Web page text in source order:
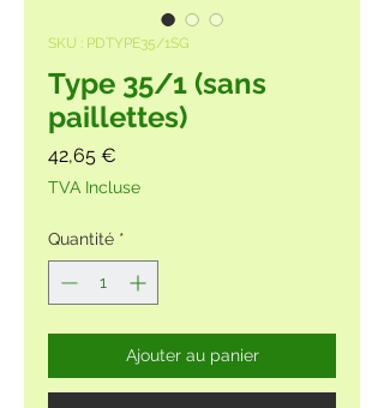
SKU : PDTYPE35/1SG
Type 35/1 (sans
paillettes)
42,65 €
TVA Incluse
Quantité *
Ajouter au panier